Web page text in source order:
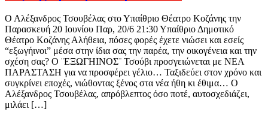
Ο Αλέξανδρος Τσουβέλας στο Υπαίθριο Θέατρο Κοζάνης την
Παρασκευή 20 Ιουνίου Παρ, 20/6 21:30 Υπαίθριο Δημοτικό
Θέατρο Κοζάνης Αλήθεια, πόσες φορές έχετε νιώσει και εσείς
“εξωγήινοι” μέσα στην ίδια σας την παρέα, την οικογένεια και την
σχέση σας? Ο ¨ΕΞΩΓΗΙΝΟΣ¨ Τσούβι προσγειώνεται με ΝΕΑ
ΠΑΡΑΣΤΑΣΗ για να προσφέρει γέλιο… Ταξιδεύει στον χρόνο και
συγκρίνει εποχές, νιώθοντας ξένος στα νέα ήθη κι έθιμα… Ο
Αλέξανδρος Τσουβέλας, απρόβλεπτος όσο ποτέ, αυτοσχεδιάζει,
μιλάει […]